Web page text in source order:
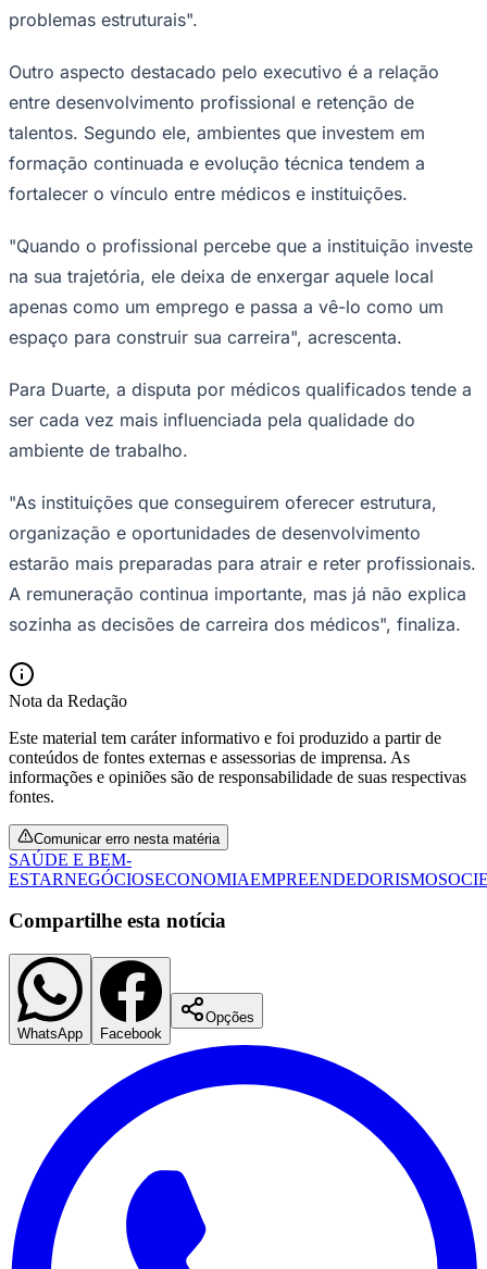
Corinthians
Palmeiras
São Paulo
problemas estruturais".
Outro aspecto destacado pelo executivo é a relação
entre desenvolvimento profissional e retenção de
talentos. Segundo ele, ambientes que investem em
formação continuada e evolução técnica tendem a
fortalecer o vínculo entre médicos e instituições.
"Quando o profissional percebe que a instituição investe
na sua trajetória, ele deixa de enxergar aquele local
apenas como um emprego e passa a vê-lo como um
espaço para construir sua carreira", acrescenta.
Para Duarte, a disputa por médicos qualificados tende a
ser cada vez mais influenciada pela qualidade do
ambiente de trabalho.
"As instituições que conseguirem oferecer estrutura,
organização e oportunidades de desenvolvimento
estarão mais preparadas para atrair e reter profissionais.
A remuneração continua importante, mas já não explica
sozinha as decisões de carreira dos médicos", finaliza.
Nota da Redação
Este material tem caráter informativo e foi produzido a partir de
conteúdos de fontes externas e assessorias de imprensa. As
informações e opiniões são de responsabilidade de suas respectivas
fontes.
Comunicar erro nesta matéria
SAÚDE E BEM-
ESTARNEGÓCIOSECONOMIAEMPREENDEDORISMO
Compartilhe esta notícia
WhatsApp Facebook
Opções